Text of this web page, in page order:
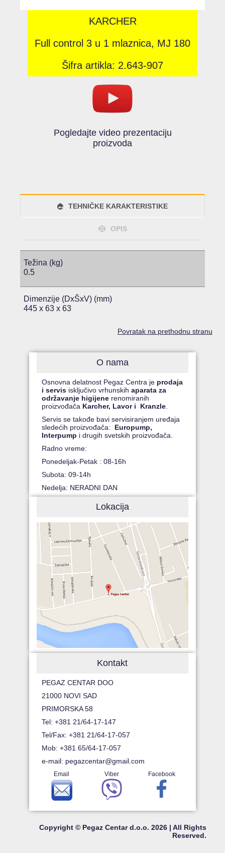
KARCHER
Full control 3 u 1 mlaznica, MJ 180
Šifra artikla: 2.643-907
Pogledajte video prezentaciju
proizvoda
TEHNIČKE KARAKTERISTIKE
OPIS
Težina (kg)
0.5
Dimenzije (DxŠxV) (mm)
445 x 63 x 63
Povratak na prethodnu stranu
O nama
Osnovna delatnost Pegaz Centra je prodaja
i servis isključivo vrhunskihaparata za
održavanje higijene renomiranih
proizvođača Karcher, Lavor i Kranzle.
Servis se takođe bavi servisiranjem uređaja
sledećih proizvođača: Europump,
Interpump i drugih svetskih proizvođača.
Radno vreme:
Ponedeljak-Petak : 08-16h
Subota: 09-14h
Nedelja: NERADNI DAN
Lokacija
Kontakt
PEGAZ CENTAR DOO
21000 NOVI SAD
PRIMORSKA 58
Tel: +381 21/64-17-147
Tel/Fax: +381 21/64-17-057
Mob: +381 65/64-17-057
e-mail: pegazcentar@gmail.com
Email Viber Facebook
Copyright © Pegaz Centar d.o.o. 2026 | All Rights
Reserved.